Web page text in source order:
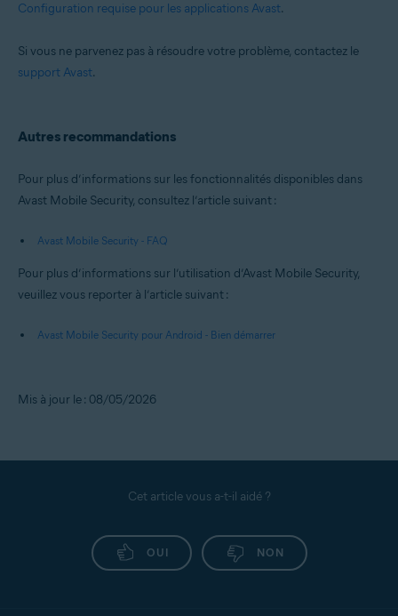
Configuration requise pour les applications Avast.
Si vous ne parvenez pas à résoudre votre problème, contactez le
support Avast.
Autres recommandations
Pour plus d’informations sur les fonctionnalités disponibles dans
Avast Mobile Security, consultez l’article suivant :
Avast Mobile Security - FAQ
Pour plus d’informations sur l’utilisation d’Avast Mobile Security,
veuillez vous reporter à l’article suivant :
Avast Mobile Security pour Android - Bien démarrer
Mis à jour le : 08/05/2026
Cet article vous a-t-il aidé ?
OUI NON